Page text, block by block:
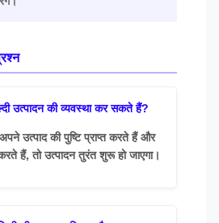
उत्पादन की व्यवस्था कर सकते हैं?
उत्पाद की पुष्टि प्राप्त करते हैं और
हैं, तो उत्पादन तुरंत शुरू हो जाएगा।